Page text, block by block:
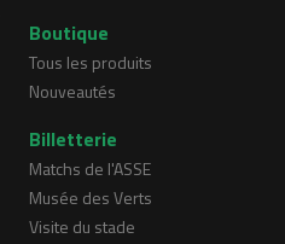
Boutique
Tous les produits
Nouveautés
Billetterie
Matchs de l'ASSE
Musée des Verts
Visite du stade